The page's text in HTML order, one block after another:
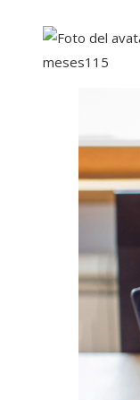
meses115